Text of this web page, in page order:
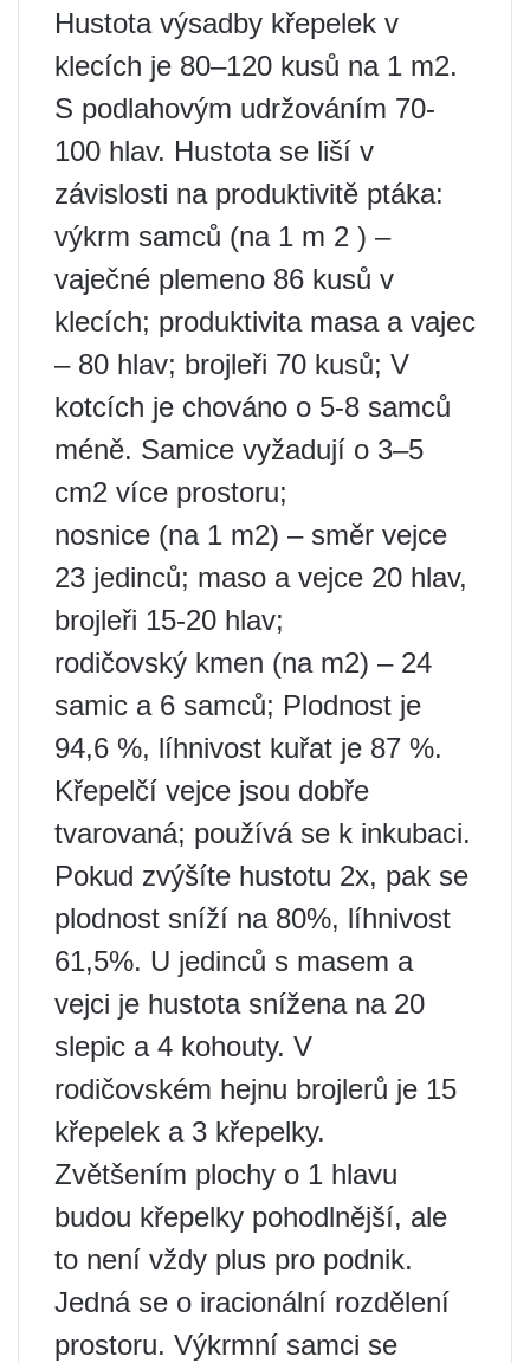
Hustota výsadby křepelek v
klecích je 80–120 kusů na 1 m2.
S podlahovým udržováním 70-
100 hlav. Hustota se liší v
závislosti na produktivitě ptáka:
výkrm samců (na 1 m 2 ) –
vaječné plemeno 86 kusů v
klecích; produktivita masa a vajec
– 80 hlav; brojleři 70 kusů; V
kotcích je chováno o 5-8 samců
méně. Samice vyžadují o 3–5
cm2 více prostoru;
nosnice (na 1 m2) – směr vejce
23 jedinců; maso a vejce 20 hlav,
brojleři 15-20 hlav;
rodičovský kmen (na m2) – 24
samic a 6 samců; Plodnost je
94,6 %, líhnivost kuřat je 87 %.
Křepelčí vejce jsou dobře
tvarovaná; používá se k inkubaci.
Pokud zvýšíte hustotu 2x, pak se
plodnost sníží na 80%, líhnivost
61,5%. U jedinců s masem a
vejci je hustota snížena na 20
slepic a 4 kohouty. V
rodičovském hejnu brojlerů je 15
křepelek a 3 křepelky.
Zvětšením plochy o 1 hlavu
budou křepelky pohodlnější, ale
to není vždy plus pro podnik.
Jedná se o iracionální rozdělení
prostoru. Výkrmní samci se